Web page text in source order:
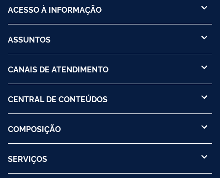
ACESSO À INFORMAÇÃO
ASSUNTOS
CANAIS DE ATENDIMENTO
CENTRAL DE CONTEÚDOS
COMPOSIÇÃO
SERVIÇOS